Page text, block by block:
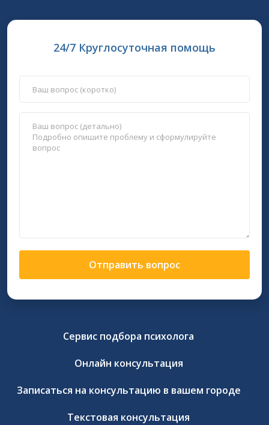
24/7 Круглосуточная помощь
Отправить вопрос
Сервис подбора психолога
Онлайн консультация
Записаться на консультацию в вашем городе
Текстовая консультация